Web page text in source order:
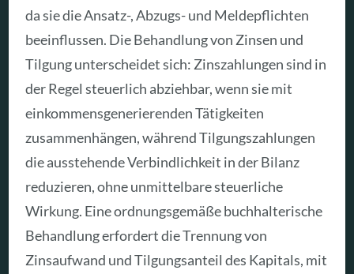
da sie die Ansatz-, Abzugs- und Meldepflichten
beeinflussen. Die Behandlung von Zinsen und
Tilgung unterscheidet sich: Zinszahlungen sind in
der Regel steuerlich abziehbar, wenn sie mit
einkommensgenerierenden Tätigkeiten
zusammenhängen, während Tilgungszahlungen
die ausstehende Verbindlichkeit in der Bilanz
reduzieren, ohne unmittelbare steuerliche
Wirkung. Eine ordnungsgemäße buchhalterische
Behandlung erfordert die Trennung von
Zinsaufwand und Tilgungsanteil des Kapitals, mit